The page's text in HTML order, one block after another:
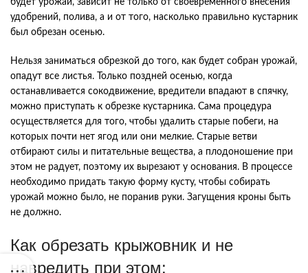
будет урожай, зависит не только от своевременного внесения
удобрений, полива, а и от того, насколько правильно кустарник
был обрезан осенью.
Нельзя заниматься обрезкой до того, как будет собран урожай,
опадут все листья. Только поздней осенью, когда
останавливается сокодвижение, вредители впадают в спячку,
можно приступать к обрезке кустарника. Сама процедура
осуществляется для того, чтобы удалить старые побеги, на
которых почти нет ягод или они мелкие. Старые ветви
отбирают силы и питательные вещества, а плодоношение при
этом не радует, поэтому их вырезают у основания. В процессе
необходимо придать такую форму кусту, чтобы собирать
урожай можно было, не поранив руки. Загущения кроны быть
не должно.
Как обрезать крыжовник и не
навредить при этом: